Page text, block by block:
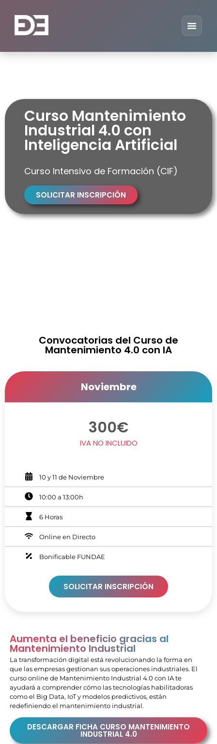
Curso Mantenimiento
Industrial 4.0 con
Inteligencia Artificial
Curso Intensivo de Formación (CIF)
SOLICITAR INSCRIPCIÓN
Convocatorias del Curso de
Mantenimiento 4.0 con IA
Noviembre
300€
IVA NO INCLUIDO
10 y 11 de Noviembre
10:00 a 13:00h
6 Horas
Online en Directo
Bonificable FUNDAE
SOLICITAR INSCRIPCIÓN
Aumenta el beneficio gracias al
Mantenimiento Industrial
La transformación digital está revolucionando la forma en
que las empresas gestionan sus operaciones industriales. El
curso online de Mantenimiento Industrial 4.0 con IA te
ayudará a comprender cómo las tecnologías habilitadoras
como el Big Data, IoT y modelos predictivos, están
redefiniendo el mantenimiento industrial.
DESCARGAR FICHA CURSO MANTENIMIENTO
INDUSTRIAL 4.0